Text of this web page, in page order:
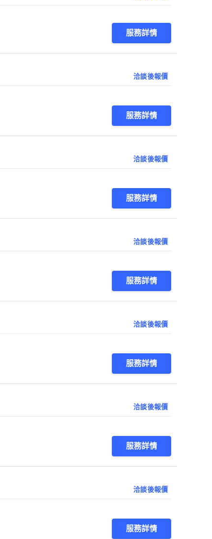
服務詳情
洽談後報價
服務詳情
洽談後報價
服務詳情
洽談後報價
服務詳情
洽談後報價
服務詳情
洽談後報價
服務詳情
洽談後報價
服務詳情